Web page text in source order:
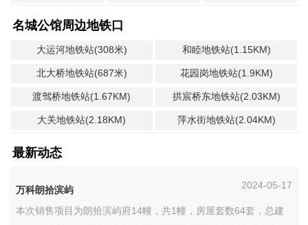
名城公馆周边地铁口
大运河地铁站(308米) 和睦地铁站(1.15KM)
北大桥地铁站(687米) 花园岗地铁站(1.9KM)
渡驾桥地铁站(1.67KM) 拱宸桥东地铁站(2.03KM)
大关地铁站(2.18KM) 萍水街地铁站(2.04KM)
最新动态
万科朗拾滨屿 2024-05-17
本次销售项目为朗拾滨屿府14幢，共1幢，房屋套数64套，总建